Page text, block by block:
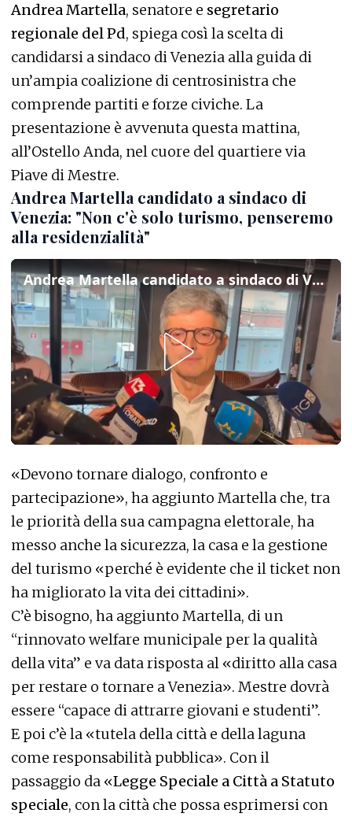
Andrea Martella, senatore e segretario
regionale del Pd, spiega così la scelta di
candidarsi a sindaco di Venezia alla guida di
un’ampia coalizione di centrosinistra che
comprende partiti e forze civiche. La
presentazione è avvenuta questa mattina,
all’Ostello Anda, nel cuore del quartiere via
Piave di Mestre.
Andrea Martella candidato a sindaco di
Venezia: "Non c'è solo turismo, penseremo
alla residenzialità"
Andrea Martella candidato a sindaco di Venezia: "Non c'è solo turismo, penseremo alla residenzialità"
«Devono tornare dialogo, confronto e
partecipazione», ha aggiunto Martella che, tra
le priorità della sua campagna elettorale, ha
messo anche la sicurezza, la casa e la gestione
del turismo «perché è evidente che il ticket non
ha migliorato la vita dei cittadini».
C’è bisogno, ha aggiunto Martella, di un
“rinnovato welfare municipale per la qualità
della vita” e va data risposta al «diritto alla casa
per restare o tornare a Venezia». Mestre dovrà
essere “capace di attrarre giovani e studenti”.
E poi c’è la «tutela della città e della laguna
come responsabilità pubblica». Con il
passaggio da «Legge Speciale a Città a Statuto
speciale, con la città che possa esprimersi con